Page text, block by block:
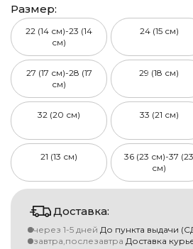
Размер:
22 (14 см)-23 (14
см)
24 (15 см)
27 (17 см)-28 (17
см)
29 (18 см)
32 (20 см) 33 (21 см)
21 (13 см)
36 (23 см)-37 (23
см)
Доставка:
через 1-5 дней До пункта выдачи
завтра,послезавтра Доставка